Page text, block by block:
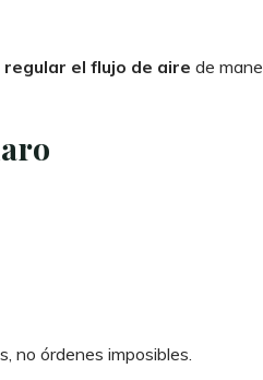
regular el flujo de aire de
no órdenes imposibles.